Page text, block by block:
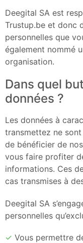
Deegital SA est
Trustup.be et donc
personnelles que
également nommé
organisation.
Dans quel
données ?
Les données à
transmettez ne
de bénéficier de
vous faire profiter
informations. Ces
cas transmises à
Deegital SA
personnelles
Vous permettre